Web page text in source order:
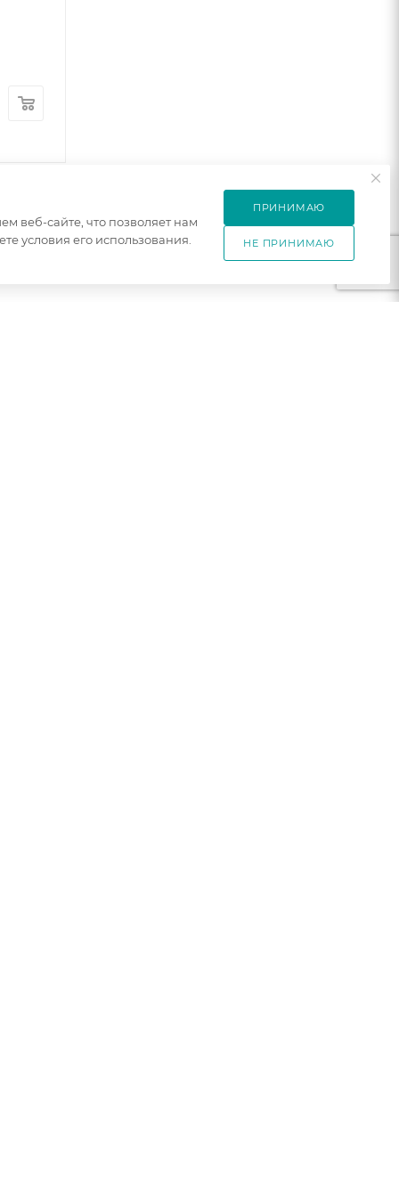
веб-сайте, что позволяет нам
условия его использования.
ПРИНИМАЮ
НЕ ПРИНИМАЮ